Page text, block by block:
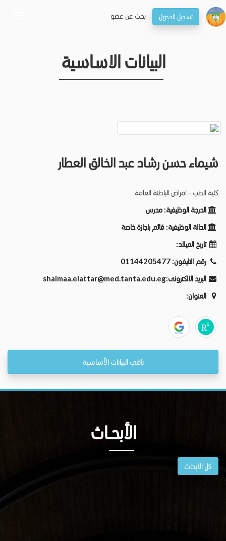
تسجيل الدخول بحـث عن عضو
البيانات الاساسية
شيماء حسن رشاد عبد الخالق العطار
كلية الطب - امراض الباطنة العامة
الدرجة الوظيفية: مدرس
الحالة الوظيفية: قائم باجازة خاصة
تاريخ الميلاد:
رقم التليفون: 01144205477
البريد الالكترونى:shaimaa.elattar@med.tanta.edu.eg
العنوان:
باقي البيانات الأساسية
الأبحــاث
كل الابحاث